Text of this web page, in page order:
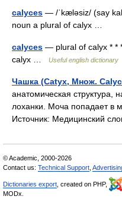
calyces — /ˈkæləsiz/ (say
noun a plural of calyx …
calyces — plural of calyx * *
calyx …
Useful english dictionary
Чашка (Catyx, Множ.
анатомическая структура,
лоханки. Моча попадает в
Источник: Медицинский
© Academic, 2000-2026
Contact us: Technical Support
Dictionaries export , created on PHP,
MODx.